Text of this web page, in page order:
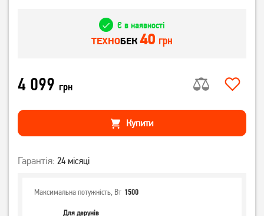
Є в наявності
ТЕХНОБЕК40 грн
4 099 грн
Купити
Гарантія: 24 місяці
Максимальна потужність, Вт 1500
Для дерунів